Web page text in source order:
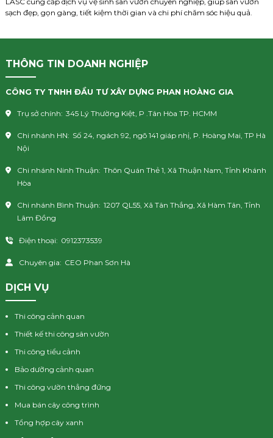
sạch đẹp, gọn gàng, tiết kiệm thời gian và chi phí chăm sóc hiệu quả.
THÔNG TIN DOANH NGHIỆP
CÔNG TY TNHH ĐẦU TƯ XÂY DỰNG PHAN HOÀNG GIA
Trụ sở chính: 345 Lý Thường Kiệt, P .Tân Hòa TP. HCMM
Chi nhánh HN: Số 24, ngách 92, ngõ 141 giáp nhị, P. Hoàng Mai, TP Hà
Nội
Chi nhánh Ninh Thuận: Thôn Quán Thẻ 1, Xã Thuận Nam, Tỉnh Khánh
Hòa
Chi nhánh Bình Thuận: 1207 QL55, Xã Tân Thắng, Xã Hàm Tân, Tỉnh
Lâm Đồng
Điện thoại: 0912373539
Chuyên gia: CEO Phan Sơn Hà
DỊCH VỤ
Thi công cảnh quan
Thiết kế thi công sân vườn
Thi công tiểu cảnh
Bảo dưỡng cảnh quan
Thi công vườn thẳng đứng
Mua bán cây công trình
Tổng hợp cây xanh